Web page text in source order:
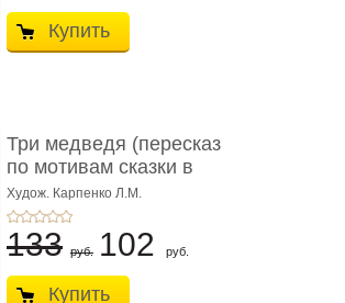
Купить
Три медведя (пересказ
по мотивам сказки в
обра� ...
Худож. Карпенко Л.М.
133 руб. 102 руб.
Купить